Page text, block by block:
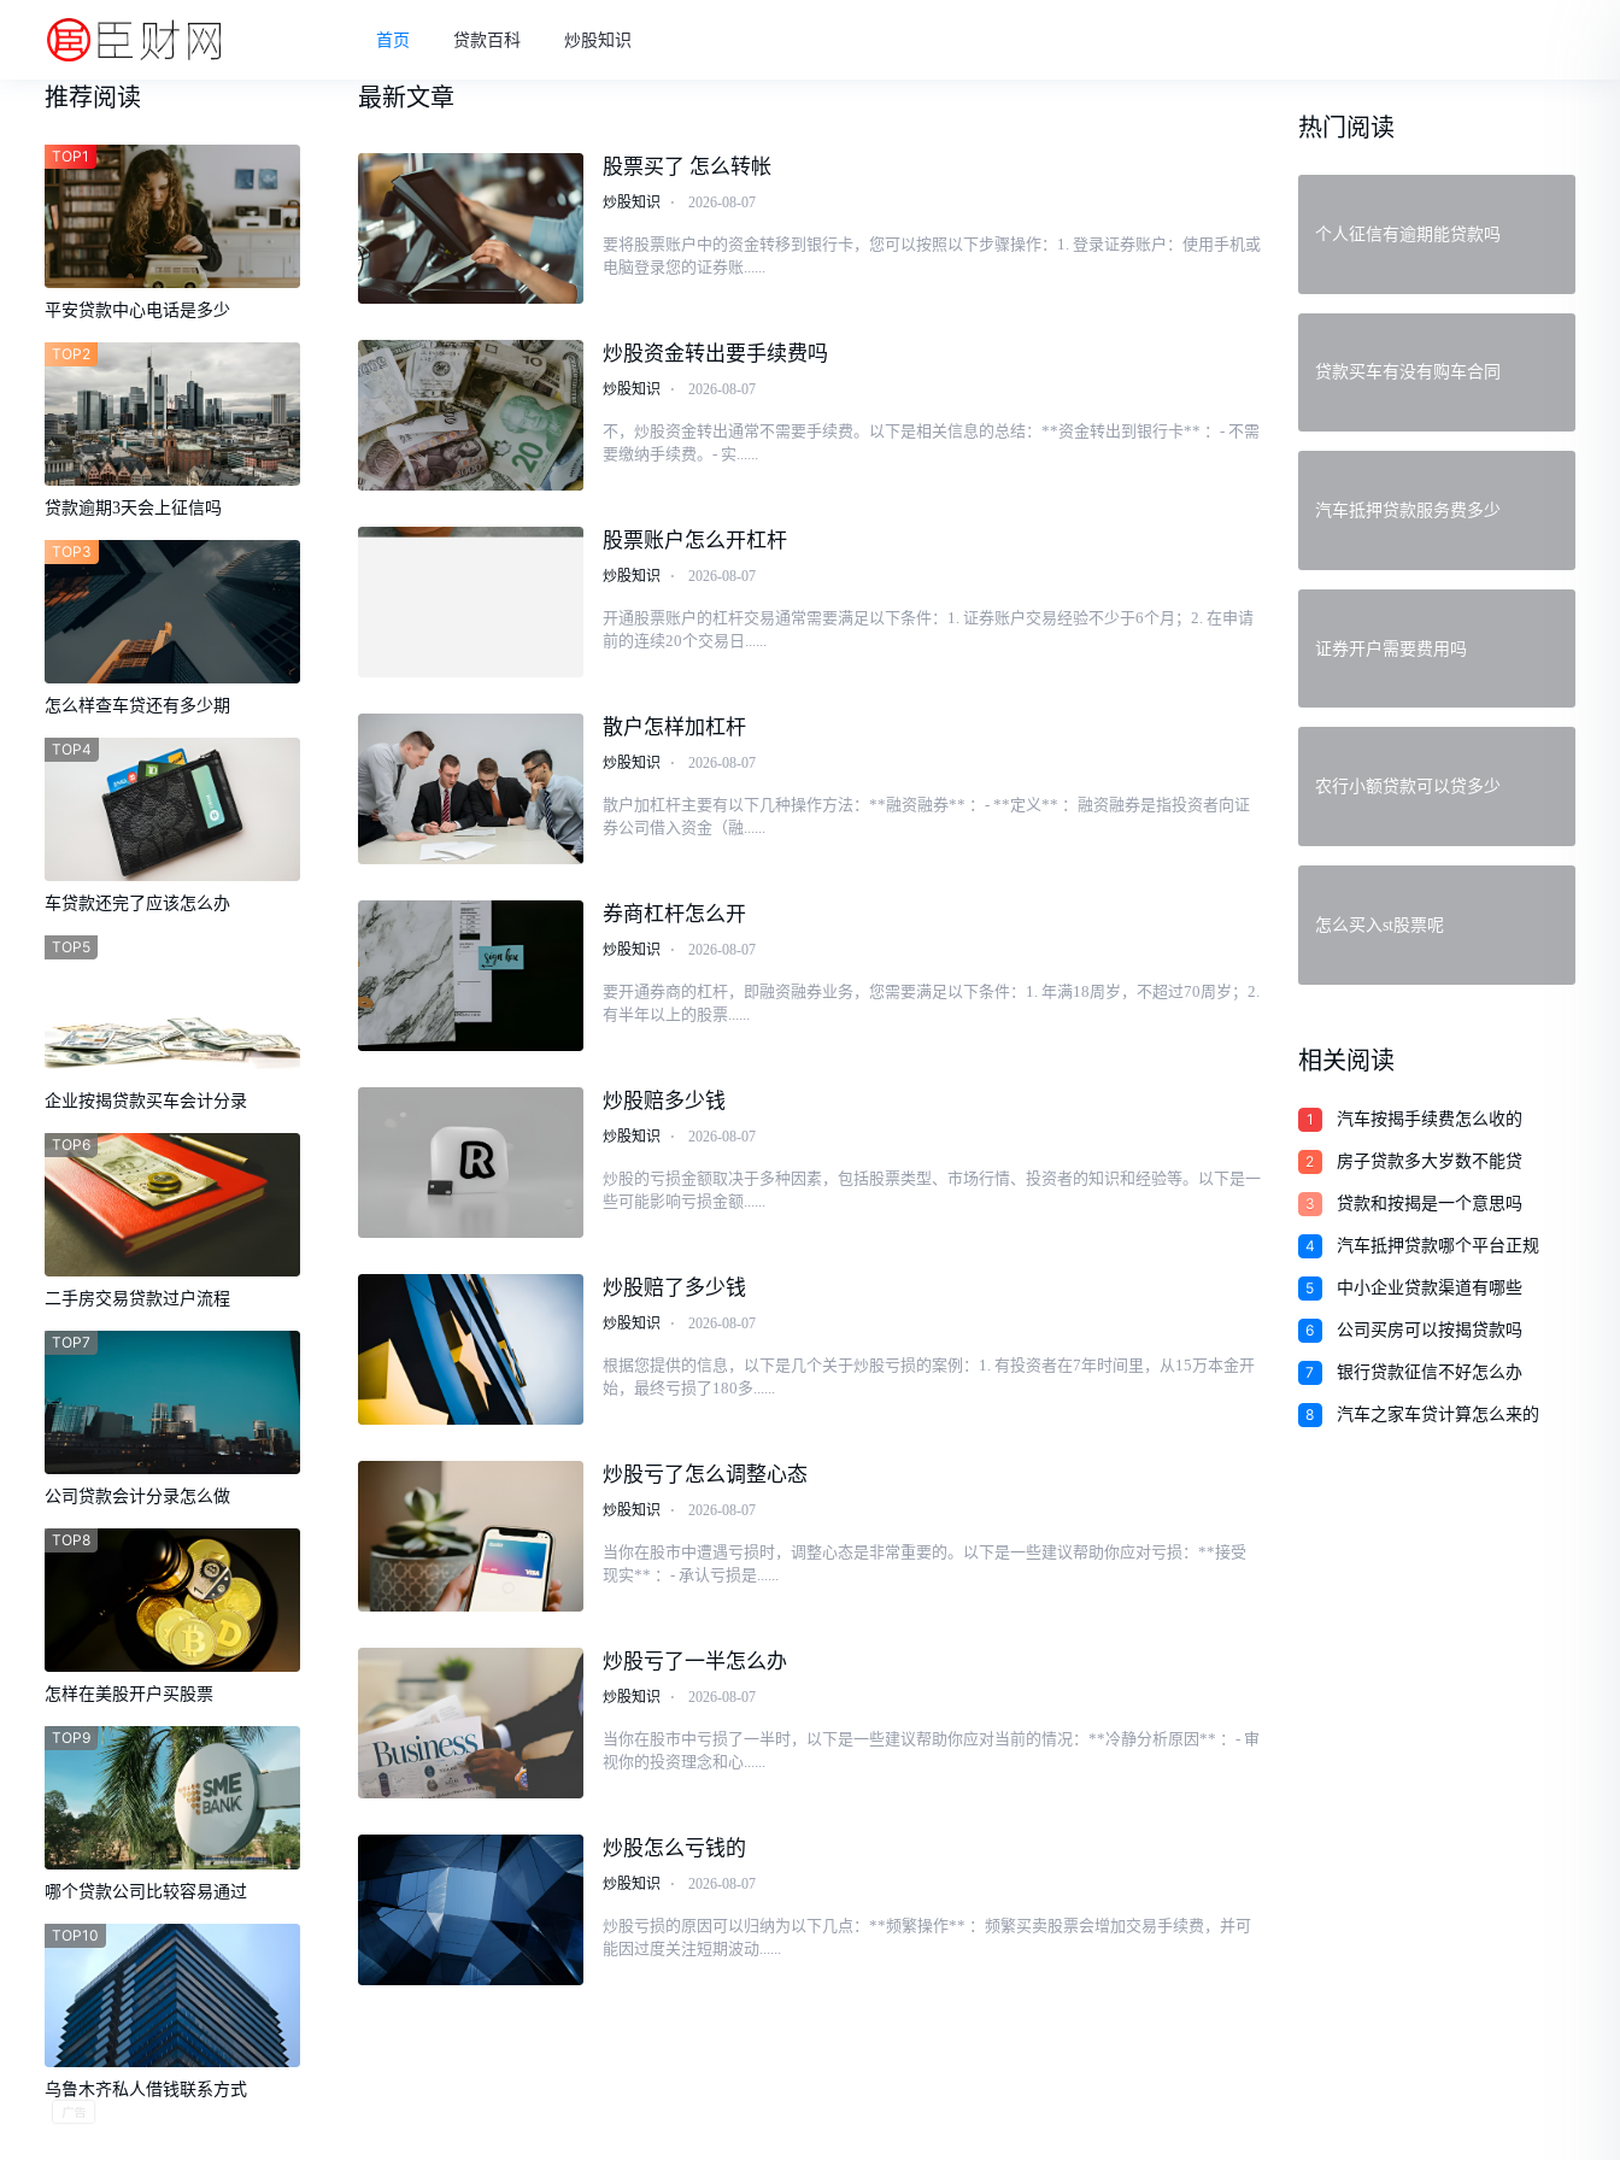
首页 贷款百科 炒股知识
推荐阅读
平安贷款中心电话是多少
TOP1
贷款逾期3天会上征信吗
TOP2
怎么样查车贷还有多少期
TOP3
车贷款还完了应该怎么办
TOP4
企业按揭贷款买车会计分录
TOP5
二手房交易贷款过户流程
TOP6
公司贷款会计分录怎么做
TOP7
怎样在美股开户买股票
TOP8
哪个贷款公司比较容易通过
TOP9
乌鲁木齐私人借钱联系方式
TOP10
最新文章
股票买了 怎么转帐
炒股知识 ⋅ 2026-08-07
要将股票账户中的资金转移到银行卡，您可以按照以下步骤操作：1. 登录证券账户：使用手机或
电脑登录您的证券账......
炒股资金转出要手续费吗
炒股知识 ⋅ 2026-08-07
不，炒股资金转出通常不需要手续费。以下是相关信息的总结：**资金转出到银行卡** ：- 不需
要缴纳手续费。- 实......
股票账户怎么开杠杆
炒股知识 ⋅ 2026-08-07
开通股票账户的杠杆交易通常需要满足以下条件：1. 证券账户交易经验不少于6个月；2. 在申请
前的连续20个交易日......
散户怎样加杠杆
炒股知识 ⋅ 2026-08-07
散户加杠杆主要有以下几种操作方法：**融资融券** ：- **定义** ：融资融券是指投资者向证
券公司借入资金（融......
券商杠杆怎么开
炒股知识 ⋅ 2026-08-07
要开通券商的杠杆，即融资融券业务，您需要满足以下条件：1. 年满18周岁，不超过70周岁；2.
有半年以上的股票......
炒股赔多少钱
炒股知识 ⋅ 2026-08-07
炒股的亏损金额取决于多种因素，包括股票类型、市场行情、投资者的知识和经验等。以下是一
些可能影响亏损金额......
炒股赔了多少钱
炒股知识 ⋅ 2026-08-07
根据您提供的信息，以下是几个关于炒股亏损的案例：1. 有投资者在7年时间里，从15万本金开
始，最终亏损了180多......
炒股亏了怎么调整心态
炒股知识 ⋅ 2026-08-07
当你在股市中遭遇亏损时，调整心态是非常重要的。以下是一些建议帮助你应对亏损：**接受
现实** ：- 承认亏损是......
炒股亏了一半怎么办
炒股知识 ⋅ 2026-08-07
当你在股市中亏损了一半时，以下是一些建议帮助你应对当前的情况：**冷静分析原因** ：- 审
视你的投资理念和心......
炒股怎么亏钱的
炒股知识 ⋅ 2026-08-07
炒股亏损的原因可以归纳为以下几点：**频繁操作** ：频繁买卖股票会增加交易手续费，并可
能因过度关注短期波动......
热门阅读
个人征信有逾期能贷款吗
贷款买车有没有购车合同
汽车抵押贷款服务费多少
证券开户需要费用吗
农行小额贷款可以贷多少
怎么买入st股票呢
相关阅读
1 汽车按揭手续费怎么收的
2 房子贷款多大岁数不能贷
3 贷款和按揭是一个意思吗
4 汽车抵押贷款哪个平台正规
5 中小企业贷款渠道有哪些
6 公司买房可以按揭贷款吗
7 银行贷款征信不好怎么办
8 汽车之家车贷计算怎么来的